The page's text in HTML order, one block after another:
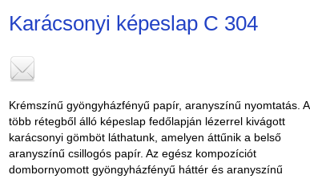
Karácsonyi képeslap C 304
Krémszínű gyöngyházfényű papír, aranyszínű nyomtatás. A
több rétegből álló képeslap fedőlapján lézerrel kivágott
karácsonyi gömböt láthatunk, amelyen áttűnik a belső
aranyszínű csillogós papír. Az egész kompozíciót
dombornyomott gyöngyházfényű háttér és aranyszínű